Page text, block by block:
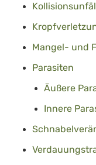
Mangel- und
Parasiten
Äußere
Innere